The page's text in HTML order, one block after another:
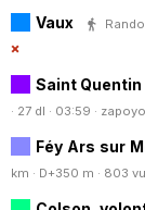
Vaux
Saint Quentin
· 27 dl · 03:59 ·
Féy Ars sur
km · D+350 m · 803